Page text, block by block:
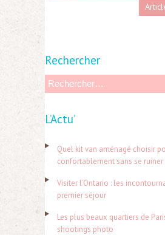
Rechercher
h
L’Actu’
Quel kit van aménagé choisir
confortablement sans se ruiner
Visiter l’Ontario : les
premier séjour
Les plus beaux quartiers de
shootings photo